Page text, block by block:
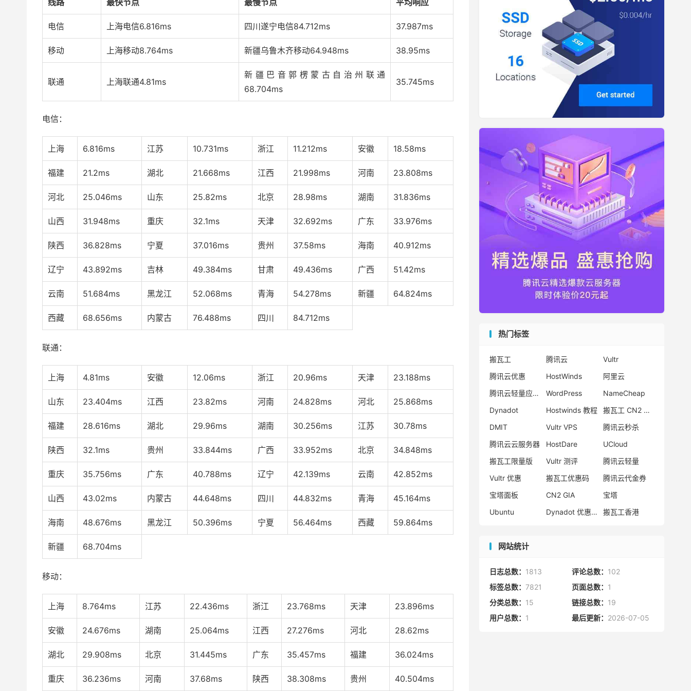
电信 上海电信6.816ms 四川遂宁电信84.712ms 37.987ms
移动 上海移动8.764ms 新疆乌鲁木齐移动64.948ms 38.95ms
联通 上海联通4.81ms
新疆巴音郭楞蒙古自治州联通
68.704ms
35.745ms
电信：
上海 6.816ms 江苏 10.731ms 浙江 11.212ms 安徽 18.58ms
福建 21.2ms 湖北 21.668ms 江西 21.998ms 河南 23.808ms
河北 25.046ms 山东 25.82ms 北京 28.98ms 湖南 31.836ms
山西 31.948ms 重庆 32.1ms 天津 32.692ms 广东 33.976ms
陕西 36.828ms 宁夏 37.016ms 贵州 37.58ms 海南 40.912ms
辽宁 43.892ms 吉林 49.384ms 甘肃 49.436ms 广西 51.42ms
云南 51.684ms 黑龙江 52.068ms 青海 54.278ms 新疆 64.824ms
西藏 68.656ms 内蒙古 76.488ms 四川 84.712ms
联通：
上海 4.81ms 安徽 12.06ms 浙江 20.96ms 天津 23.188ms
山东 23.404ms 江西 23.82ms 河南 24.828ms 河北 25.868ms
福建 28.616ms 湖北 29.96ms 湖南 30.256ms 江苏 30.78ms
陕西 32.1ms 贵州 33.844ms 广西 33.952ms 北京 34.848ms
重庆 35.756ms 广东 40.788ms 辽宁 42.139ms 云南 42.852ms
山西 43.02ms 内蒙古 44.648ms 四川 44.832ms 青海 45.164ms
海南 48.676ms 黑龙江 50.396ms 宁夏 56.464ms 西藏 59.864ms
新疆 68.704ms
移动：
上海 8.764ms 江苏 22.436ms 浙江 23.768ms 天津 23.896ms
安徽 24.676ms 湖南 25.064ms 江西 27.276ms 河北 28.62ms
湖北 29.908ms 北京 31.445ms 广东 35.457ms 福建 36.024ms
重庆 36.236ms 河南 37.68ms 陕西 38.308ms 贵州 40.504ms
热门标签
搬瓦工 腾讯云
Vultr
腾讯云优惠
HostWinds
阿里云
腾讯云轻量应用服务器
WordPress
NameCheap
Dynadot
Hostwinds 教程
搬瓦工 CN2 GIA
DMIT
Vultr VPS
腾讯云秒杀
腾讯云云服务器
HostDare
UCloud
搬瓦工限量版
Vultr 测评
腾讯云轻量
Vultr 优惠
搬瓦工优惠码
腾讯云代金券
宝塔面板
CN2 GIA
宝塔
Ubuntu
Dynadot 优惠码 搬瓦工香港
网站统计
日志总数： 1813 评论总数： 102
标签总数： 7821 页面总数： 1
分类总数： 15 链接总数： 19
用户总数： 1 最后更新： 2026-07-05